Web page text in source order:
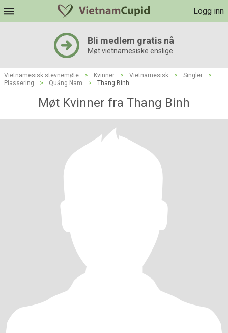
Logg inn
Bli medlem gratis nå
Møt vietnamesiske enslige
Vietnamesisk stevnemøte > Kvinner > Vietnamesisk > Singler
>
Plassering
> Quảng Nam > Thang Binh
Møt Kvinner fra Thang Binh